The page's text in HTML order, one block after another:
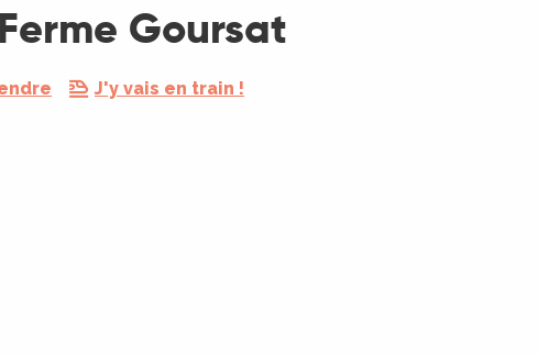
Goursat
J'y vais en train !